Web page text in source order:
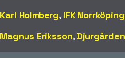
Karl Holmberg, IFK Norrköping
Magnus Eriksson, Djurgården